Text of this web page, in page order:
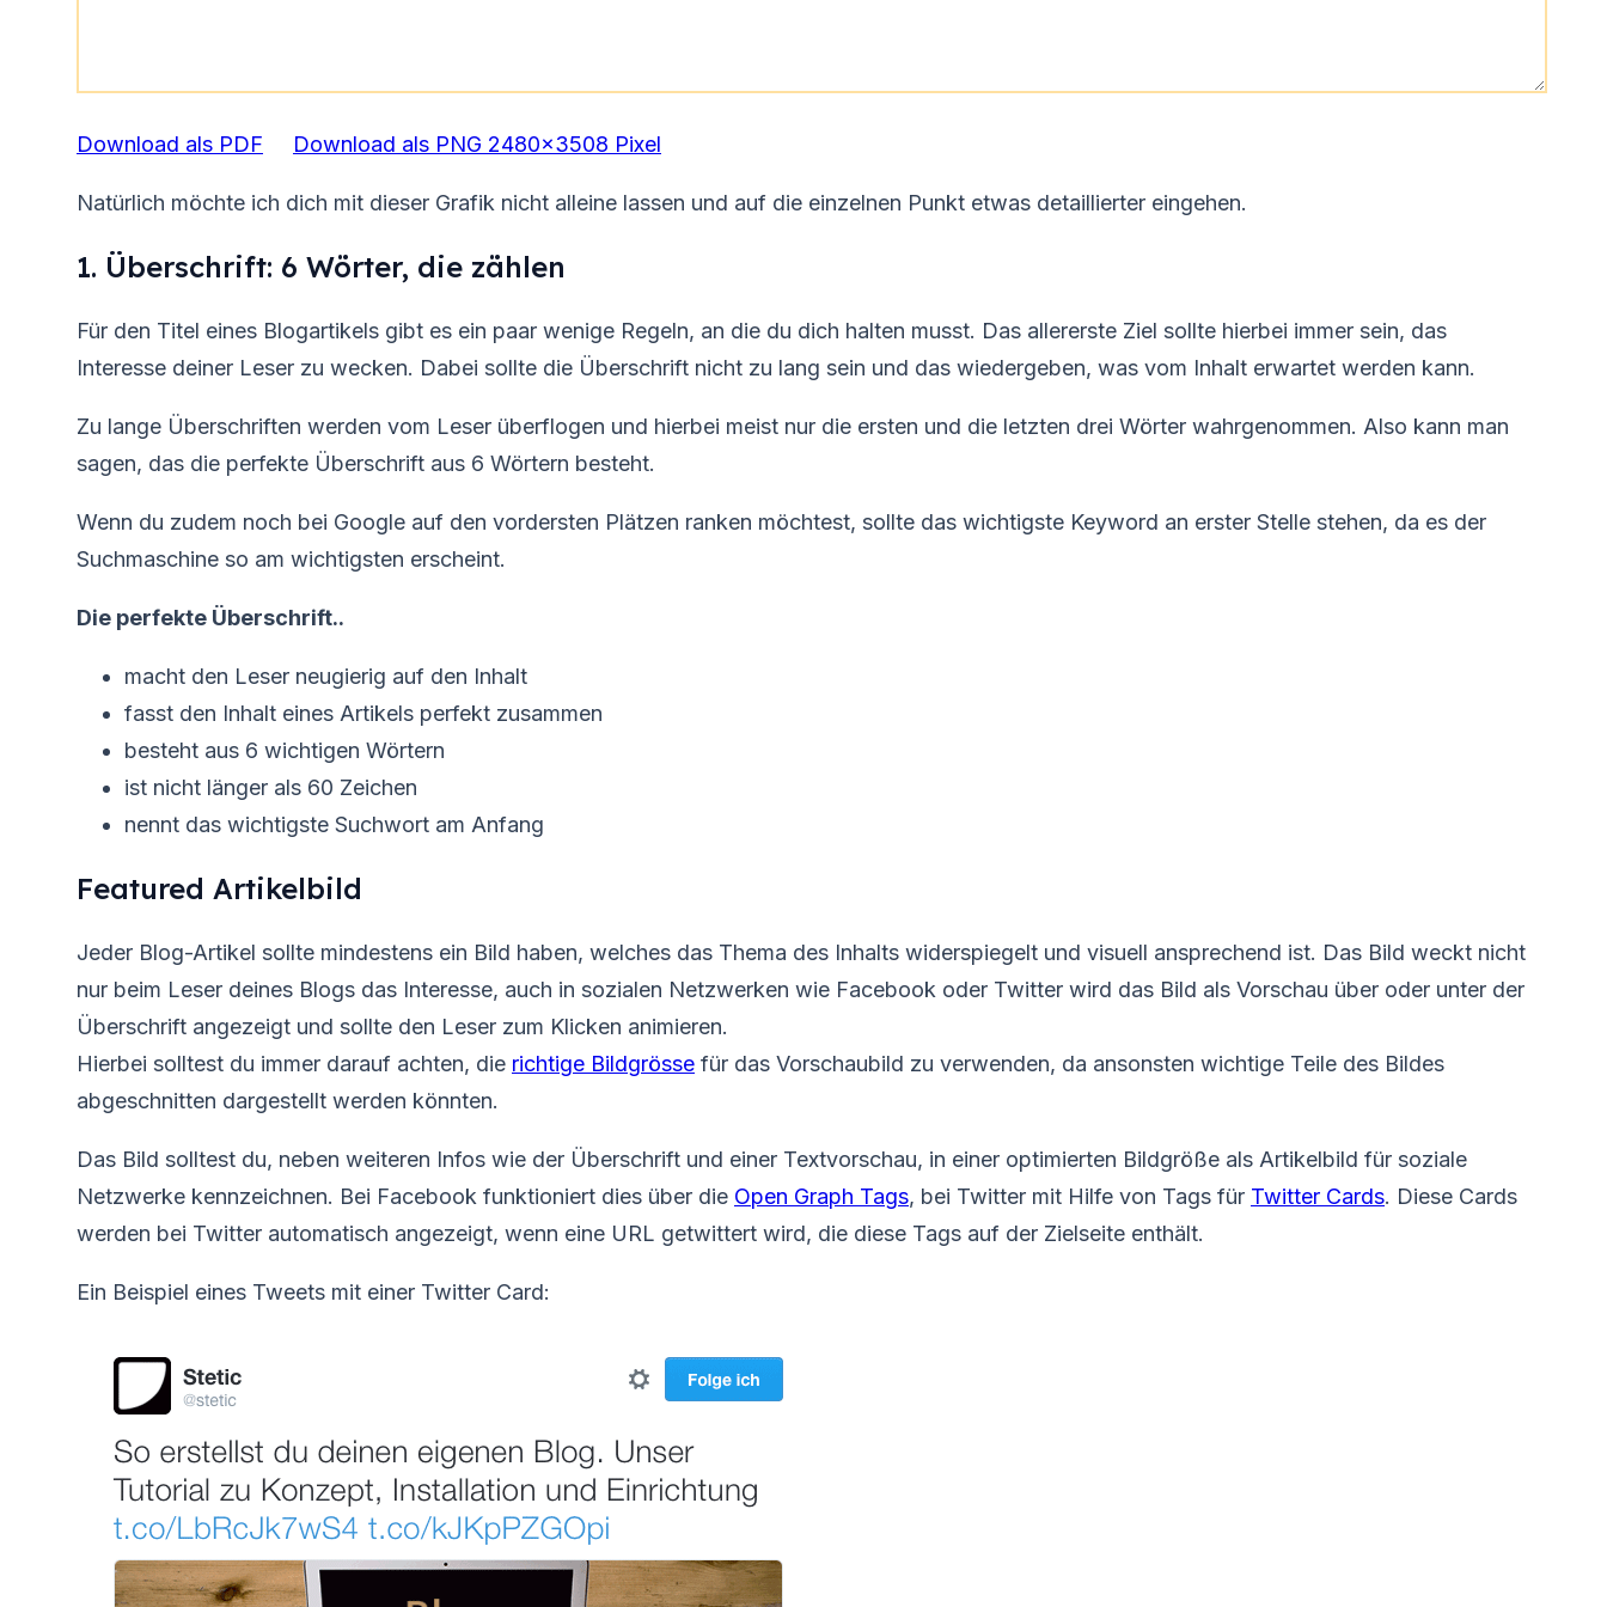
Download als PDF Download als PNG 2480×3508 Pixel
Natürlich möchte ich dich mit dieser Grafik nicht alleine lassen und auf die einzelnen Punkt etwas detaillierter eingehen.
1. Überschrift: 6 Wörter, die zählen
Für den Titel eines Blogartikels gibt es ein paar wenige Regeln, an die du dich halten musst. Das allererste Ziel sollte hierbei immer sein, das
Interesse deiner Leser zu wecken. Dabei sollte die Überschrift nicht zu lang sein und das wiedergeben, was vom Inhalt erwartet werden kann.
Zu lange Überschriften werden vom Leser überflogen und hierbei meist nur die ersten und die letzten drei Wörter wahrgenommen. Also kann man
sagen, das die perfekte Überschrift aus 6 Wörtern besteht.
Wenn du zudem noch bei Google auf den vordersten Plätzen ranken möchtest, sollte das wichtigste Keyword an erster Stelle stehen, da es der
Suchmaschine so am wichtigsten erscheint.
Die perfekte Überschrift..
macht den Leser neugierig auf den Inhalt
fasst den Inhalt eines Artikels perfekt zusammen
besteht aus 6 wichtigen Wörtern
ist nicht länger als 60 Zeichen
nennt das wichtigste Suchwort am Anfang
Featured Artikelbild
Jeder Blog-Artikel sollte mindestens ein Bild haben, welches das Thema des Inhalts widerspiegelt und visuell ansprechend ist. Das Bild weckt nicht
nur beim Leser deines Blogs das Interesse, auch in sozialen Netzwerken wie Facebook oder Twitter wird das Bild als Vorschau über oder unter der
Überschrift angezeigt und sollte den Leser zum Klicken animieren.
Hierbei solltest du immer darauf achten, die richtige Bildgrösse für das Vorschaubild zu verwenden, da ansonsten wichtige Teile des Bildes
abgeschnitten dargestellt werden könnten.
Das Bild solltest du, neben weiteren Infos wie der Überschrift und einer Textvorschau, in einer optimierten Bildgröße als Artikelbild für soziale
Netzwerke kennzeichnen. Bei Facebook funktioniert dies über die Open Graph Tags, bei Twitter mit Hilfe von Tags für Twitter Cards. Diese Cards
werden bei Twitter automatisch angezeigt, wenn eine URL getwittert wird, die diese Tags auf der Zielseite enthält.
Ein Beispiel eines Tweets mit einer Twitter Card: